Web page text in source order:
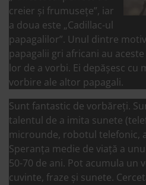
creier și frumusețe”, iar
a doua este „Cadillac-ul
papagalilor”. Unul dintre
papagalii gri africani au
lor de a vorbi. Ei depășesc cu
vorbire ale altor papagali.
Sunt fantastic de vorbăreți.
talentul de a imita sunete
microunde, robotul telefonic,
Speranța medie de viață a
50-70 de ani. Pot acumula un
cuvinte, fraze și sunete.